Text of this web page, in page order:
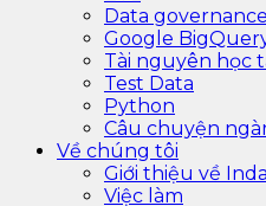
Data governance
Google
Tài nguyên học
Test Data
Python
Câu chuyện
Về chúng tôi
Giới thiệu về Inda
Việc làm